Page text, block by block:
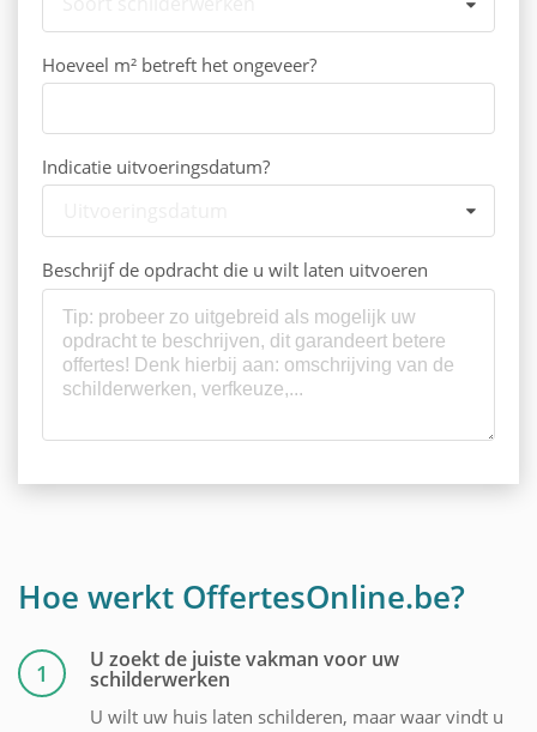
Hoeveel m² betreft het ongeveer?
Indicatie uitvoeringsdatum?
Beschrijf de opdracht die u wilt laten uitvoeren
Hoe werkt OffertesOnline.be?
1 U zoekt de juiste vakman voor uw
schilderwerken
U wilt uw huis laten schilderen, maar waar vindt u